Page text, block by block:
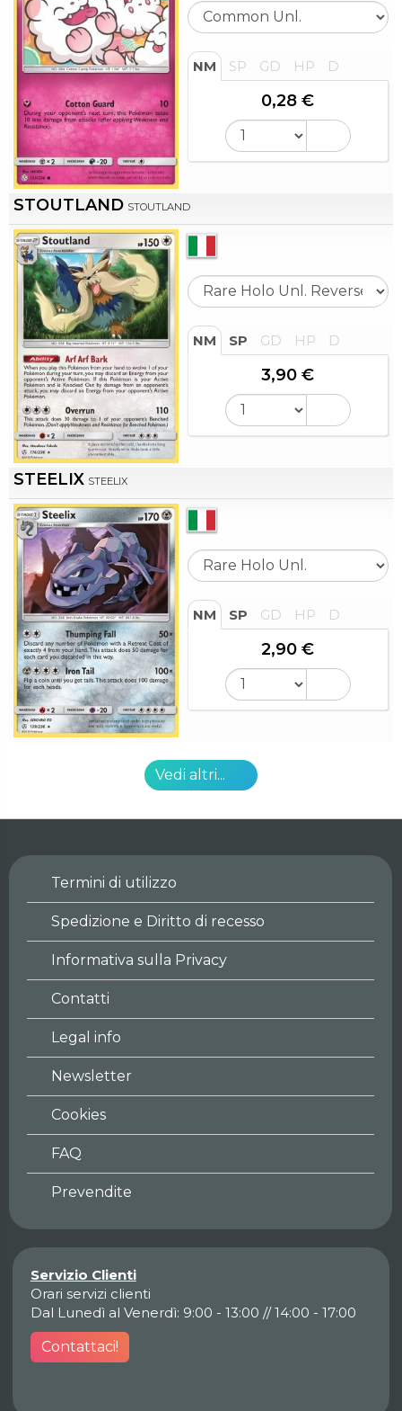
NM SP GD HP D
0,28 €
STOUTLAND STOUTLAND
NM SP GD HP D
3,90 €
STEELIX STEELIX
NM SP GD HP D
2,90 €
Vedi altri...
Termini di utilizzo
Spedizione e Diritto di recesso
Informativa sulla Privacy
Contatti
Legal info
Newsletter
Cookies
FAQ
Prevendite
Servizio Clienti
Orari servizi clienti
Dal Lunedì al Venerdì: 9:00 - 13:00 // 14:00 - 17:00
Contattaci!